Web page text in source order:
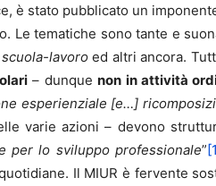
è stato pubblicato un
Le tematiche sono tante e
lavoroed altri ancora.
– dunquenon in attività
esperienziale [e…]
varie azioni – devono
per lo sviluppo professionale”
Il MIUR è fervente